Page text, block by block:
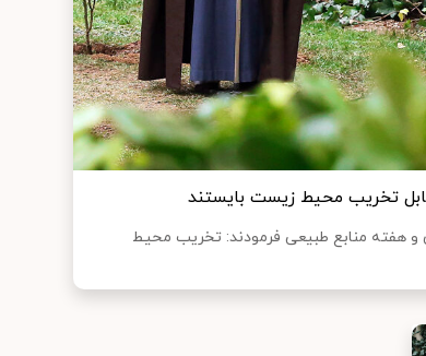
تخریب محیط زیست بایستند
و هفته منابع طبیعی فرمودند: تخریب محیط